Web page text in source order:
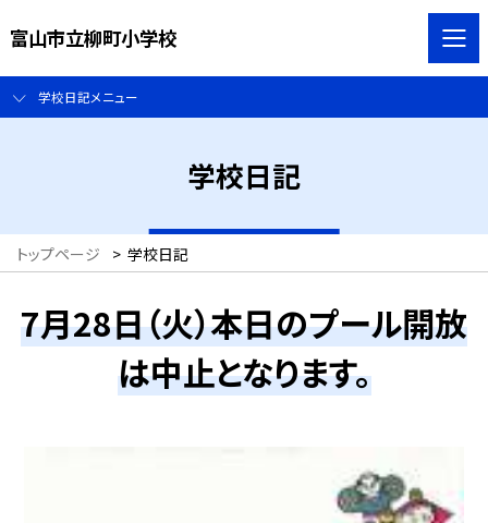
富山市立柳町小学校
学校日記メニュー
学校日記
トップページ > 学校日記
7月28日（火）本日のプール開放
は中止となります。